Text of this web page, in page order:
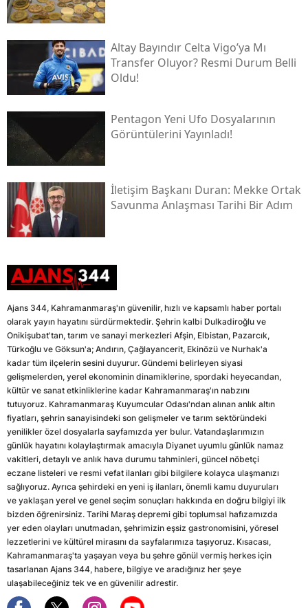
Altay Bayındır Celta Vigo’ya Mı
Transfer Oluyor? Resmi Durum Belli
Oldu!
Pentagon Yeni Ufo Dosyalarının
Görüntülerini Yayınladı!
İletişim Başkanı Duran: Mekke Ortak
Savunma Anlaşması Tarihi Bir Adım
Ajans 344, Kahramanmaraş'ın güvenilir, hızlı ve kapsamlı haber portalı
olarak yayın hayatını sürdürmektedir. Şehrin kalbi Dulkadiroğlu ve
Onikişubat'tan, tarım ve sanayi merkezleri Afşin, Elbistan, Pazarcık,
Türkoğlu ve Göksun'a; Andırın, Çağlayancerit, Ekinözü ve Nurhak'a
kadar tüm ilçelerin sesini duyurur. Gündemi belirleyen siyasi
gelişmelerden, yerel ekonominin dinamiklerine, spordaki heyecandan,
kültür ve sanat etkinliklerine kadar Kahramanmaraş'ın nabzını
tutuyoruz. Kahramanmaraş Kuyumcular Odası'ndan alınan anlık altın
fiyatları, şehrin sanayisindeki son gelişmeler ve tarım sektöründeki
yenilikler özel dosyalarla sayfamızda yer bulur. Vatandaşlarımızın
günlük hayatını kolaylaştırmak amacıyla Diyanet uyumlu günlük namaz
vakitleri, detaylı ve anlık hava durumu tahminleri, güncel nöbetçi
eczane listeleri ve resmi vefat ilanları gibi bilgilere kolayca ulaşmanızı
sağlıyoruz. Ayrıca şehirdeki en yeni iş ilanları, önemli kamu duyuruları
ve yaklaşan yerel ve genel seçim sonuçları hakkında en doğru bilgiyi ilk
bizden öğrenirsiniz. Tarihi Maraş depremi gibi toplumsal hafızamızda
yer eden olayları unutmadan, şehrimizin eşsiz gastronomisini, yöresel
lezzetlerini ve kültürel mirasını da sayfalarımıza taşıyoruz. Kısacası,
Kahramanmaraş'ta yaşayan veya bu şehre gönül vermiş herkes için
tasarlanan Ajans 344, habere, bilgiye ve aradığınız her şeye
ulaşabileceğiniz tek ve en güvenilir adrestir.